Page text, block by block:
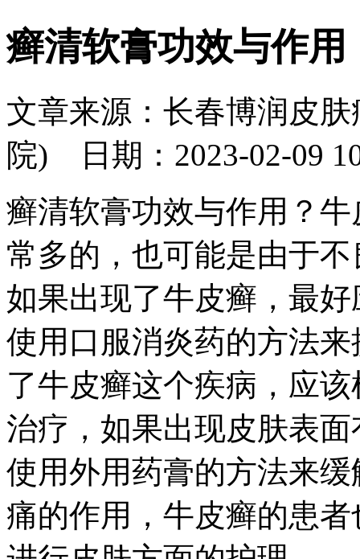
癣清软膏功效与作用
文章来源：长春博润皮
院) 日期：2023-02-09
癣清软膏功效与作用？
常多的，也可能是由于
如果出现了牛皮癣，最
使用口服消炎药的方法
了牛皮癣这个疾病，应
治疗，如果出现皮肤表
使用外用药膏的方法来
痛的作用，牛皮癣的患